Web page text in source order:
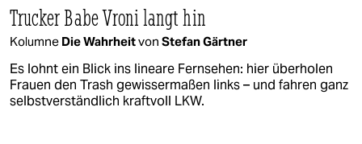
Trucker Babe Vroni langt hin
Kolumne Die Wahrheitvon Stefan Gärtner
Es lohnt ein Blick ins lineare Fernsehen: hier überholen
Frauen den Trash gewissermaßen links – und fahren ganz
selbstverständlich kraftvoll LKW.